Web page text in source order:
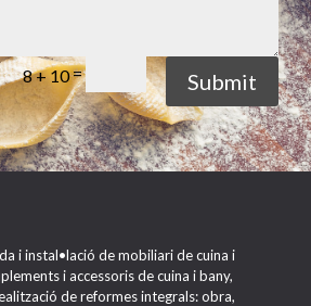
8 + 10= Submit
i instal•lació de mobiliari de cuina i
i accessoris de cuina i bany,
de reformes integrals: obra,